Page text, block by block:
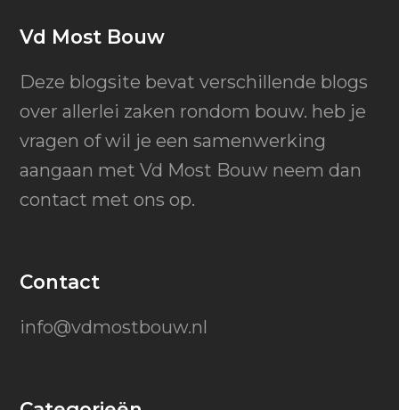
Vd Most Bouw
Deze blogsite bevat verschillende blogs
over allerlei zaken rondom bouw. heb je
vragen of wil je een samenwerking
aangaan met Vd Most Bouw neem dan
contact met ons op.
Contact
info@vdmostbouw.nl